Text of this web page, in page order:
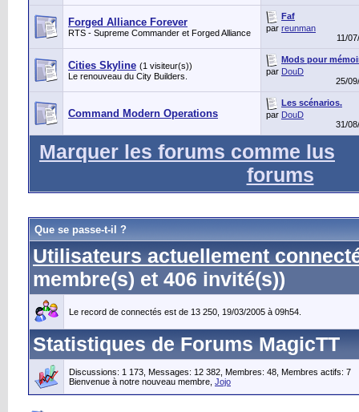
Forged Alliance Forever
RTS - Supreme Commander et Forged Alliance
Faf
par reunman
11/
Cities Skyline (1 visiteur(s))
Le renouveau du City Builders.
Mods pour
par DouD
25/
Command Modern Operations
Les scénarios.
par DouD
31/
Marquer les forums comme lus
forums
Que se passe-t-il ?
Utilisateurs actuellement
membre(s) et 406 invité(s))
Le record de connectés est de 13 250, 19/03/2005 à 09h54.
Statistiques de Forums MagicTT
Discussions: 1 173, Messages: 12 382, Membres: 48, Membres actifs: 7
Bienvenue à notre nouveau membre, Jojo